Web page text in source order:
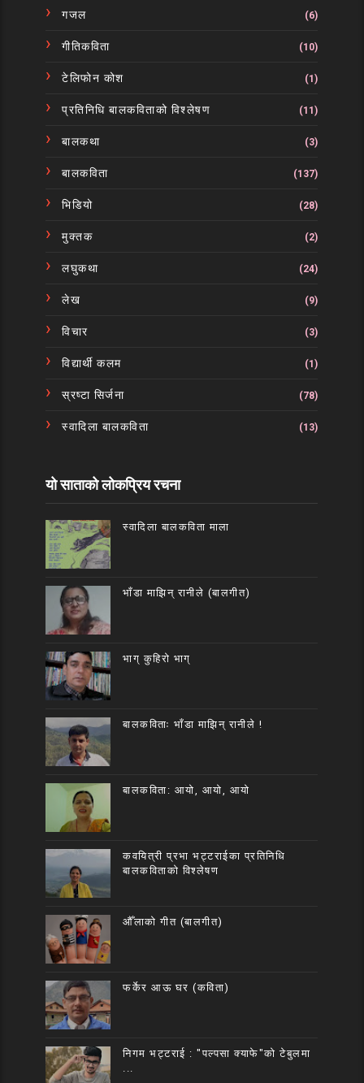
गजल (6)
गीतिकविता (10)
टेलिफोन कोश (1)
प्रतिनिधि बालकविताको विश्लेषण (11)
बालकथा (3)
बालकविता (137)
भिडियो (28)
मुक्तक (2)
लघुकथा (24)
लेख (9)
विचार (3)
विद्यार्थी कलम (1)
स्रष्टा सिर्जना (78)
स्वादिला बालकविता (13)
यो साताको लोकप्रिय रचना
स्वादिला बालकविता माला
भाँडा माझिन् रानीले (बालगीत)
भाग् कुहिरो भाग्
बालकविताः भाँडा माझिन् रानीले !
बालकविता: आयो, आयो, आयो
कवयित्री प्रभा भट्टराईका प्रतिनिधि
बालकविताको विश्लेषण
औँलाको गीत (बालगीत)
फर्केर आऊ घर (कविता)
निगम भट्टराई : "पल्पसा क्याफे"को टेबुलमा